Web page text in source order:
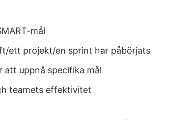
mål
ett projekt/en sprint har påbörjats
att uppnå specifika mål
teamets effektivitet